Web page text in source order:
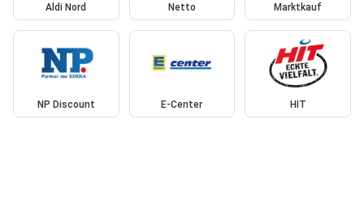
Aldi Nord Netto Marktkauf
NP Discount E-Center HIT